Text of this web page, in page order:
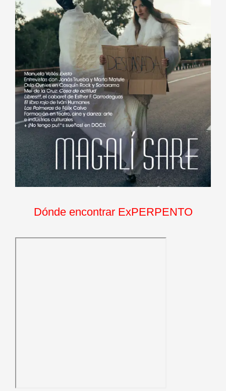
Dónde encontrar ExPERPENTO